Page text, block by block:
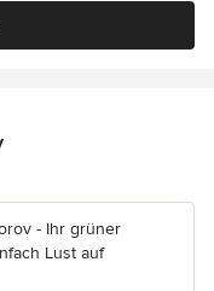
- Ihr grüner
Lust auf